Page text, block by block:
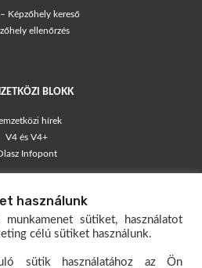
– Képzőhely kereső
ellenőrzés
BLOKK
hírek
V4 és V4+
Infopont
egyéni vállalkozók
Vállalkozói Kisokos
Magazin
használunk
sütiket, használatot
célú sütiket használunk.
sütik használatához az Ön